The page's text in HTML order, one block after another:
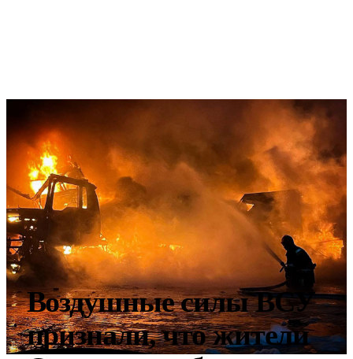
Воздушные силы ВСУ
признали, что жители